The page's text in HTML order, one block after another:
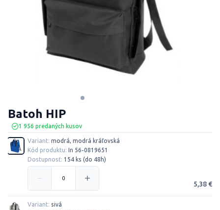
1 956 predaných kusov
Batoh HIP
Variant: modrá, modrá kráľovská
Kód produktu: In 56-0819651
Dostupnosť: 154 ks (do 48h)
5,38 €
Variant: sivá